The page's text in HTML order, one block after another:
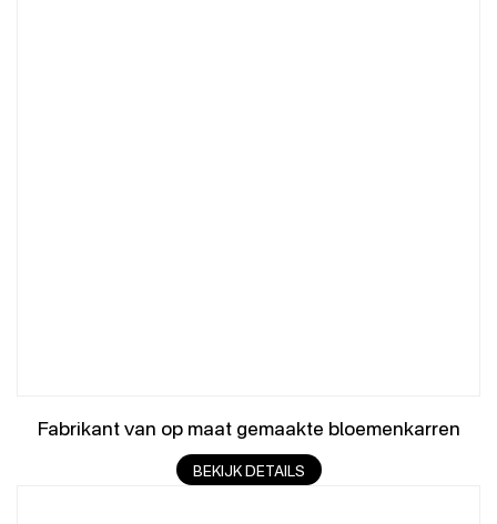
Fabrikant van op maat gemaakte bloemenkarren
BEKIJK DETAILS